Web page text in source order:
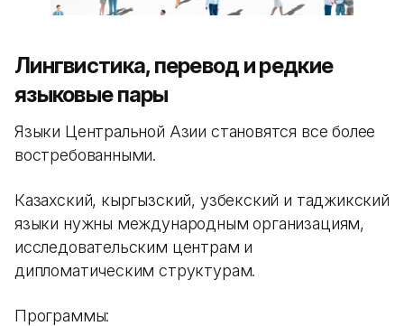
Лингвистика, перевод и редкие
языковые пары
Языки Центральной Азии становятся все более
востребованными.
Казахский, кыргызский, узбекский и таджикский
языки нужны международным организациям,
исследовательским центрам и
дипломатическим структурам.
Программы: